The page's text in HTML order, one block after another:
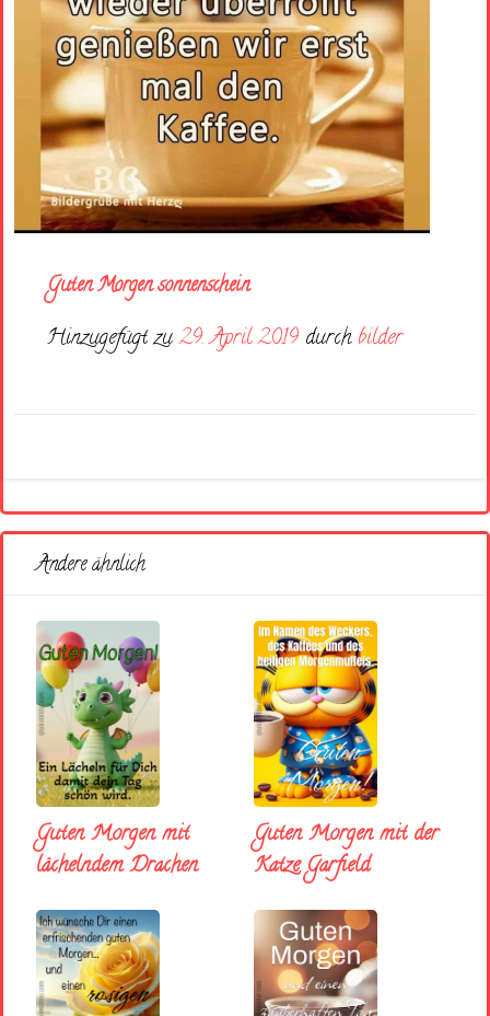
Guten Morgen sonnenschein
Hinzugefügt zu29. April 2019 durch bilder
Andere ähnlich
Guten Morgen mit
lächelndem Drachen
Guten Morgen mit der
Katze Garfield